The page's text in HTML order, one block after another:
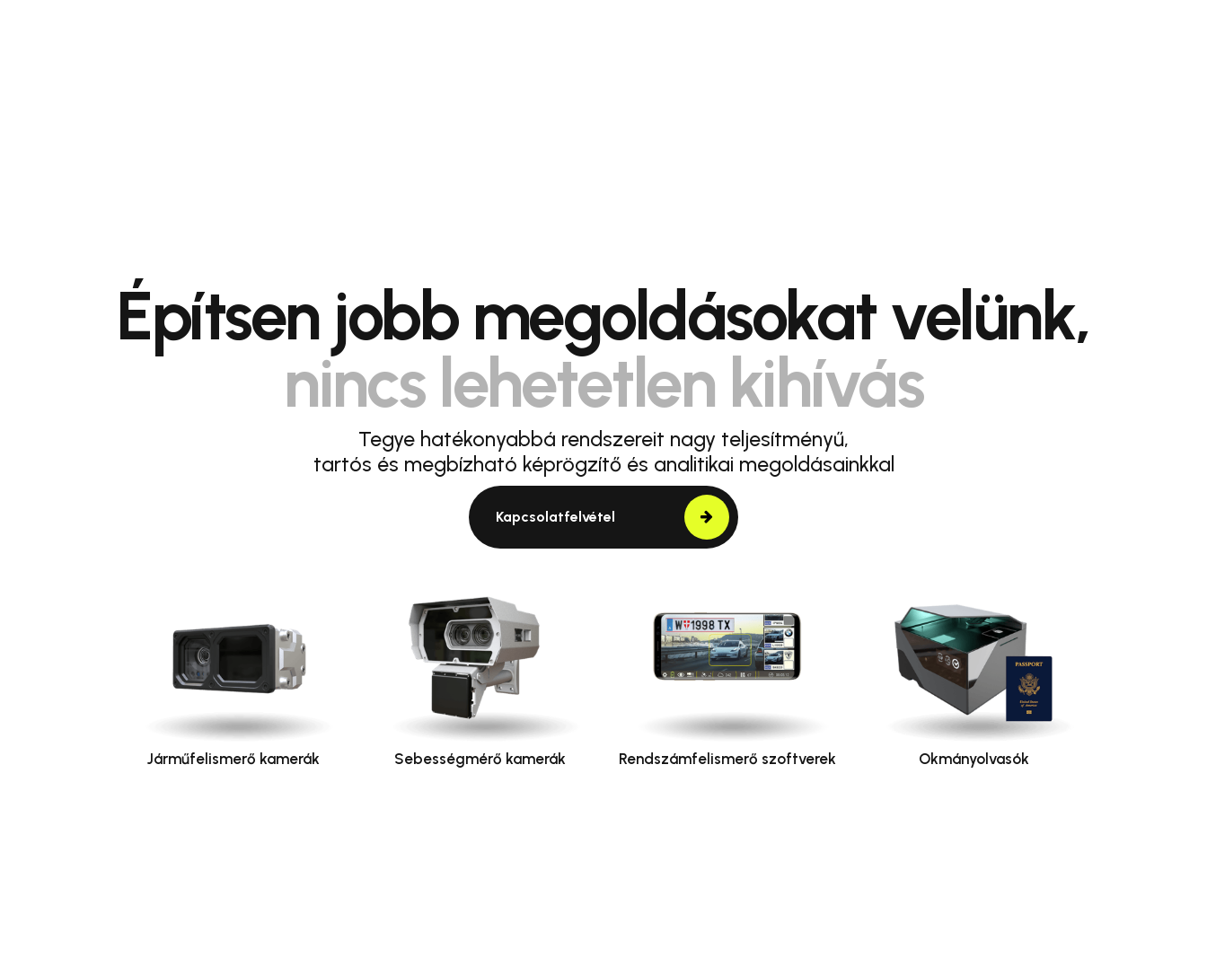
Építsen jobb megoldásokat velünk,
nincs lehetetlen kihívás
Tegye hatékonyabbá rendszereit nagy teljesítményű,
tartós és megbízható képrögzítő és analitikai megoldásainkkal
Kapcsolatfelvétel
Járműfelismerő kamerák Sebességmérő kamerák Rendszámfelismerő szoftverek Okmányolvasók